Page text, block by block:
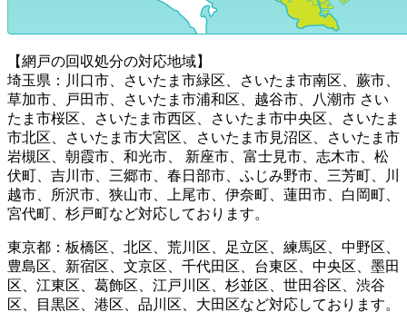
【網戸の回収処分の対応地域】
埼玉県：川口市、さいたま市緑区、さいたま市南区、蕨市、
草加市、戸田市、さいたま市浦和区、越谷市、八潮市 さい
たま市桜区、さいたま市西区、さいたま市中央区、さいたま
市北区、さいたま市大宮区、さいたま市見沼区、さいたま市
岩槻区、朝霞市、和光市、 新座市、富士見市、志木市、松
伏町、吉川市、三郷市、春日部市、ふじみ野市、三芳町、川
越市、所沢市、狭山市、上尾市、伊奈町、蓮田市、白岡町、
宮代町、杉戸町など対応しております。
東京都：板橋区、北区、荒川区、足立区、練馬区、中野区、
豊島区、新宿区、文京区、千代田区、台東区、中央区、墨田
区、江東区、葛飾区、江戸川区、杉並区、世田谷区、渋谷
区、目黒区、港区、品川区、大田区など対応しております。